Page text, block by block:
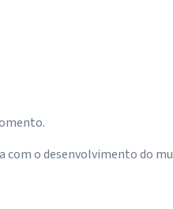
com o desenvolvimento do